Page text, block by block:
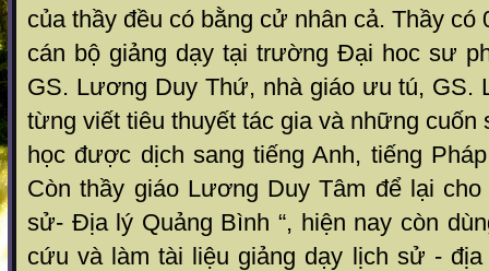
của thầy đều có bằng cử nhân cả. Thầy có
cán bộ giảng dạy tại trường Đại hoc sư
GS. Lương Duy Thứ, nhà giáo ưu tú, GS.
từng viết tiêu thuyết tác gia và những cuốn
học được dịch sang tiếng Anh, tiếng
Còn thầy giáo Lương Duy Tâm để lại cho
sử- Địa lý Quảng Bình “, hiện nay còn
cứu và làm tài liệu giảng dạy lịch sử -